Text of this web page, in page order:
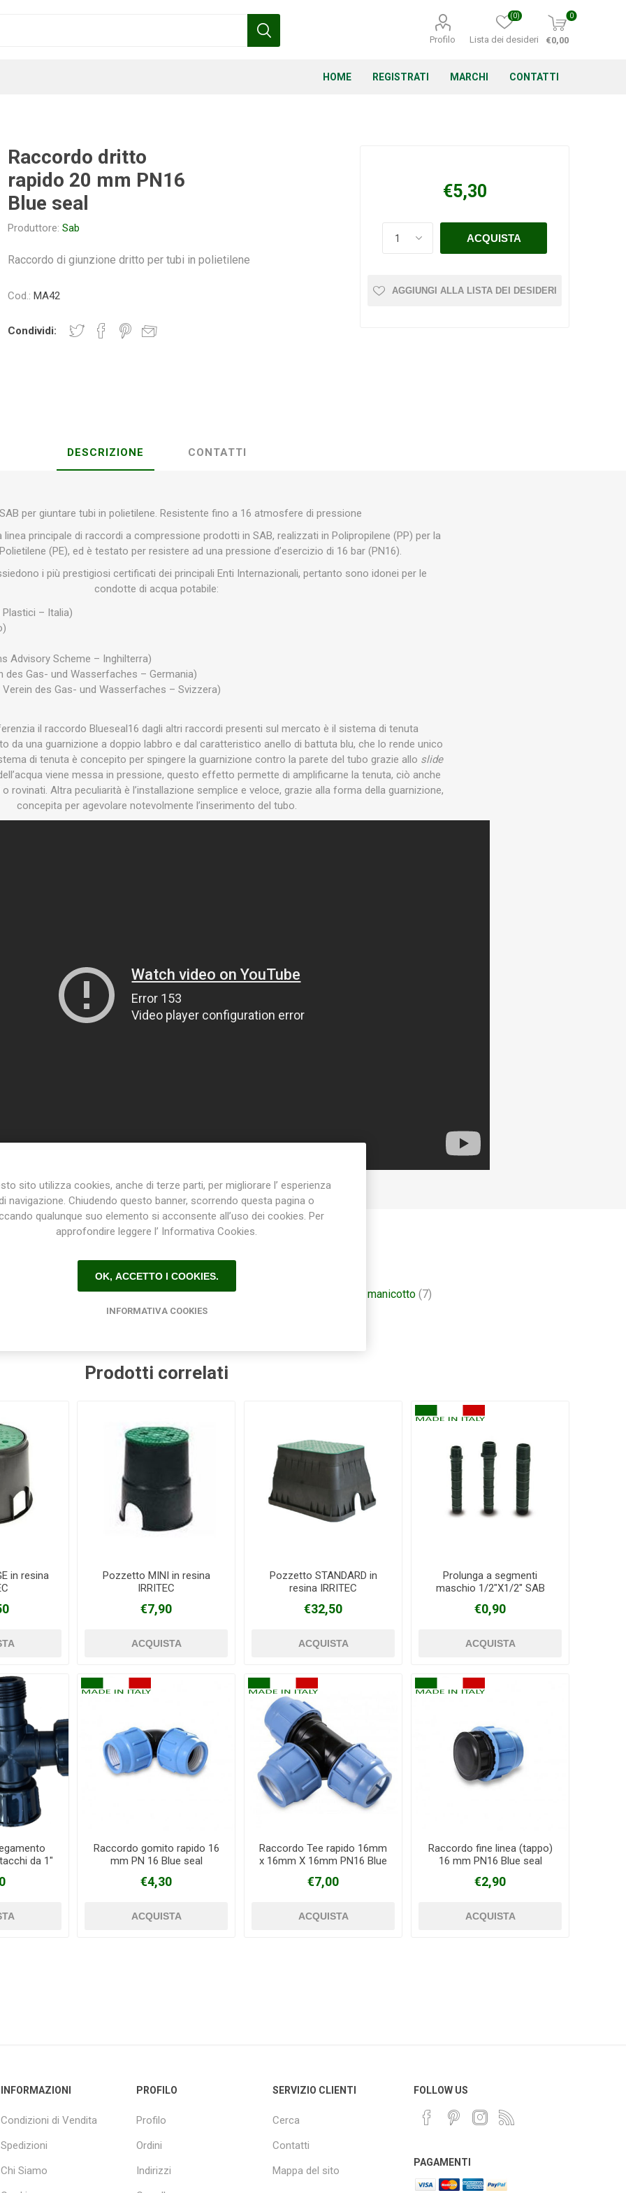
Profilo Lista dei desideri
(0) 0
€0,00
HOME REGISTRATI MARCHI
Benza Bottos Calpeda Echo
Gardena Griffon
Gamma
CONTATTI
Raccordo dritto
rapido 20 mm PN16
Blue seal
Produttore: Sab
Raccordo di giunzione dritto per tubi in polietilene
Cod.: MA42
Condividi:
€5,30
AGGIUNGI ALLA LISTA DEI DESIDERI
DESCRIZIONE CONTATTI
per giuntare tubi in polietilene. Resistente fino a 16 atmosfere di pressione
linea principale di raccordi a compressione prodotti in SAB, realizzati in Polipropilene (PP) per la
(PE), ed è testato per resistere ad una pressione d’esercizio di 16 bar (PN16).
i più prestigiosi certificati dei principali Enti Internazionali, pertanto sono idonei per le
condotte di acqua potabile:
– Italia)
Advisory Scheme – Inghilterra)
des Gas- und Wasserfaches – Germania)
des Gas- und Wasserfaches – Svizzera)
il raccordo Blueseal16 dagli altri raccordi presenti sul mercato è il sistema di tenuta
da una guarnizione a doppio labbro e dal caratteristico anello di battuta blu, che lo rende unico
di tenuta è concepito per spingere la guarnizione contro la parete del tubo grazie allo slide
viene messa in pressione, questo effetto permette di amplificarne la tenuta, ciò anche
rovinati. Altra peculiarità è l’installazione semplice e veloce, grazie alla forma della guarnizione,
concepita per agevolare notevolmente l’inserimento del tubo.
Etichetta del prodotto
raccorderia rapida (55), raccorderia sab (85) manicotto (7)
Prodotti correlati
in resina
Pozzetto MINI in resina
IRRITEC
€7,90
Pozzetto STANDARD in
resina IRRITEC
€32,50
Prolunga a segmenti
maschio 1/2"X1/2" SAB
€0,90
da 1"
Raccordo gomito rapido 16
mm PN 16 Blue seal
€4,30
Raccordo Tee rapido 16mm
x 16mm X 16mm PN16 Blue
€7,00
Raccordo fine linea (tappo)
16 mm PN16 Blue seal
€2,90
INFORMAZIONI
Condizioni di Vendita
Spedizioni
Chi Siamo
PROFILO
Profilo
Ordini
Indirizzi
SERVIZIO CLIENTI
Cerca
Contatti
Mappa del sito
FOLLOW US
PAGAMENTI
sito utilizza cookies, anche di terze parti, per migliorare l’ esperienza
navigazione. Chiudendo questo banner, scorrendo questa pagina o
qualunque suo elemento si acconsente all’uso dei cookies. Per
approfondire leggere l’ Informativa Cookies.
OK, ACCETTO I COOKIES.
INFORMATIVA COOKIES